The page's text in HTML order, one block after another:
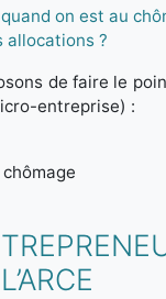
on est au
allocations ?
de faire le
entreprise) :